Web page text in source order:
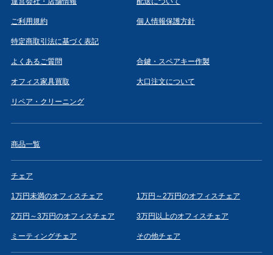
ご利用規約 個人情報保護方針
特定商取引法に基づく表記
よくあるご質問 合鍵・スペアキー作製
オフィス家具買取 大口注文について
リペア・クリーニング
商品一覧
チェア
1万円未満のオフィスチェア 1万円～2万円のオフィスチェア
2万円～3万円のオフィスチェア 3万円以上のオフィスチェア
ミーティングチェア その他チェア